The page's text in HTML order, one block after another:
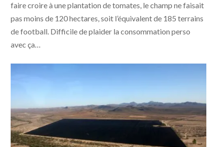
faire croire à une plantation de tomates, le champ ne faisait
pas moins de 120 hectares, soit l’équivalent de 185 terrains
de football. Difficile de plaider la consommation perso
avec ça…